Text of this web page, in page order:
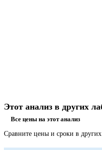
Этот анализ в других
Все цены на этот анализ
Сравните цены и сроки в